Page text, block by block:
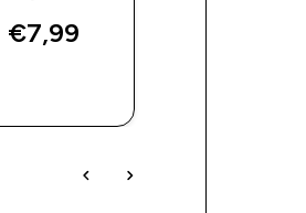
€7,99‎